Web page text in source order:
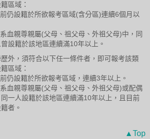
區域：
仍設籍於所欲報考區域(含分區)連續6個月以
血親尊親屬(父母、祖父母、外祖父母)中，同
設籍於該地區連續滿10年以上。
歷外，須符合以下任一條件者，即可報考該類
區域：
仍設籍於所欲報考區域，連續3年以上。
血親尊親屬(父母、祖父母、外祖父母)或配偶
同一人設籍於該地區連續滿10年以上，且目前
者。
▲Top